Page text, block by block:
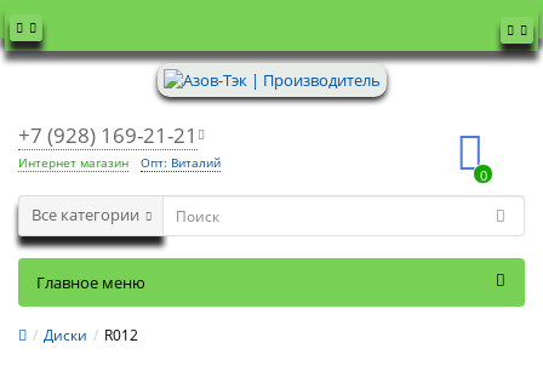
+7 (928) 169-21-21
Интернет магазин Опт: Виталий
0
Все категории
Главное меню
Диски R012